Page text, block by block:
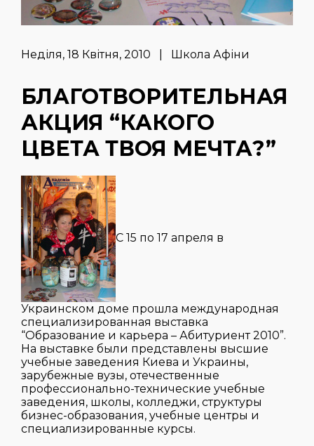
Неділя, 18 Квітня, 2010 | Школа Афіни
БЛАГОТВОРИТЕЛЬНАЯ
АКЦИЯ “КАКОГО
ЦВЕТА ТВОЯ МЕЧТА?”
С 15 по 17 апреля в
Украинском доме прошла международная
специализированная выставка
“Образование и карьера – Абитуриент 2010”.
На выставке были представлены высшие
учебные заведения Киева и Украины,
зарубежные вузы, отечественные
профессионально-технические учебные
заведения, школы, колледжи, структуры
бизнес-образования, учебные центры и
специализированные курсы.